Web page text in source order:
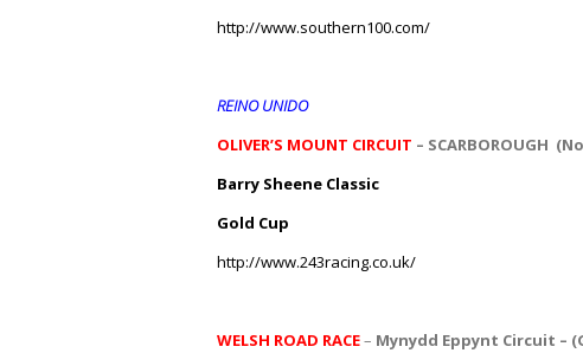
http://www.southern100.com/
REINO UNIDO
OLIVER’S MOUNT CIRCUIT – SCARBOROUGH
Barry Sheene Classic
Gold Cup
http://www.243racing.co.uk/
WELSH ROAD RACE– Mynydd Eppynt Circuit –